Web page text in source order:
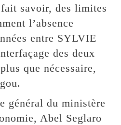
savoir, des limites
l’absence
entre SYLVIE
des deux
que nécessaire,
général du ministère
Abel Seglaro